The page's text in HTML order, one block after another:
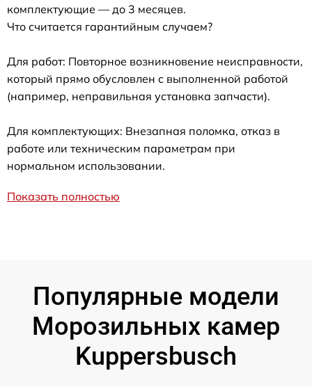
комплектующие — до 3 месяцев.
Что считается гарантийным случаем?
Для работ: Повторное возникновение неисправности,
который прямо обусловлен с выполненной работой
(например, неправильная установка запчасти).
Для комплектующих: Внезапная поломка, отказ в
работе или техническим параметрам при
нормальном использовании.
Показать полностью
Популярные модели
Морозильных камер
Kuppersbusch